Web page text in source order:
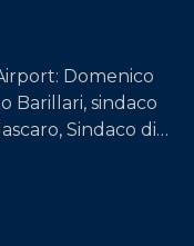
Domenico
Barillari, sindaco
Sindaco di